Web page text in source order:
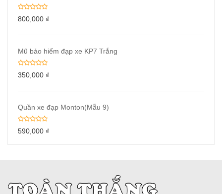
800,000 ₫
Mũ bảo hiểm đạp xe KP7 Trắng
350,000 ₫
Quần xe đạp Monton(Mẫu 9)
590,000 ₫